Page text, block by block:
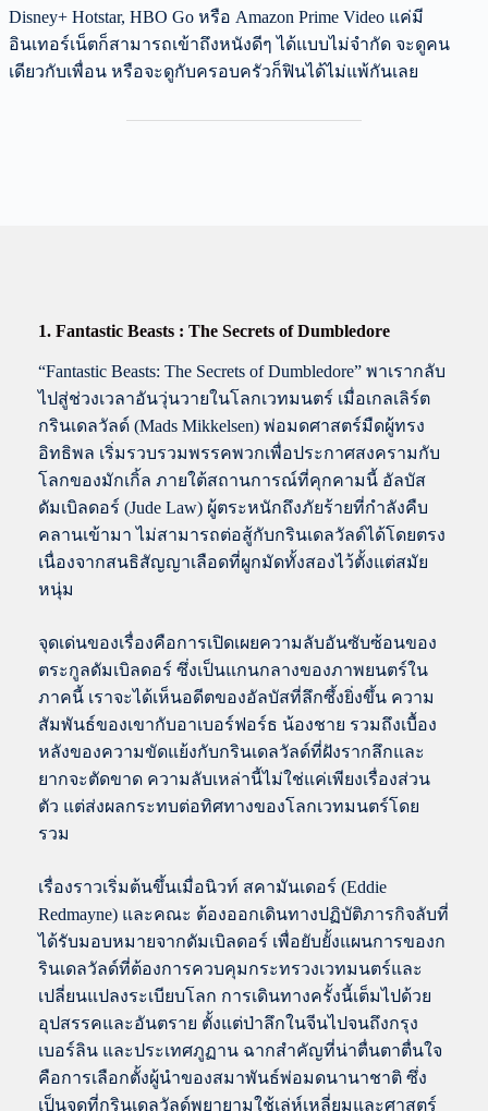
Disney+ Hotstar, HBO Go หรือ Amazon Prime Video แค่มี
อินเทอร์เน็ตก็สามารถเข้าถึงหนังดีๆ ได้แบบไม่จำกัด จะดูคน
เดียวกับเพื่อน หรือจะดูกับครอบครัวก็ฟินได้ไม่แพ้กันเลย
1. Fantastic Beasts : The Secrets of Dumbledore
“Fantastic Beasts: The Secrets of Dumbledore” พาเรากลับ
ไปสู่ช่วงเวลาอันวุ่นวายในโลกเวทมนตร์ เมื่อเกลเลิร์ต
กรินเดลวัลด์ (Mads Mikkelsen) พ่อมดศาสตร์มืดผู้ทรง
อิทธิพล เริ่มรวบรวมพรรคพวกเพื่อประกาศสงครามกับ
โลกของมักเกิ้ล ภายใต้สถานการณ์ที่คุกคามนี้ อัลบัส
ดัมเบิลดอร์ (Jude Law) ผู้ตระหนักถึงภัยร้ายที่กำลังคืบ
คลานเข้ามา ไม่สามารถต่อสู้กับกรินเดลวัลด์ได้โดยตรง
เนื่องจากสนธิสัญญาเลือดที่ผูกมัดทั้งสองไว้ตั้งแต่สมัย
หนุ่ม
จุดเด่นของเรื่องคือการเปิดเผยความลับอันซับซ้อนของ
ตระกูลดัมเบิลดอร์ ซึ่งเป็นแกนกลางของภาพยนตร์ใน
ภาคนี้ เราจะได้เห็นอดีตของอัลบัสที่ลึกซึ้งยิ่งขึ้น ความ
สัมพันธ์ของเขากับอาเบอร์ฟอร์ธ น้องชาย รวมถึงเบื้อง
หลังของความขัดแย้งกับกรินเดลวัลด์ที่ฝังรากลึกและ
ยากจะตัดขาด ความลับเหล่านี้ไม่ใช่แค่เพียงเรื่องส่วน
ตัว แต่ส่งผลกระทบต่อทิศทางของโลกเวทมนตร์โดย
รวม
เรื่องราวเริ่มต้นขึ้นเมื่อนิวท์ สคามันเดอร์ (Eddie
Redmayne) และคณะ ต้องออกเดินทางปฏิบัติภารกิจลับที่
ได้รับมอบหมายจากดัมเบิลดอร์ เพื่อยับยั้งแผนการของก
รินเดลวัลด์ที่ต้องการควบคุมกระทรวงเวทมนตร์และ
เปลี่ยนแปลงระเบียบโลก การเดินทางครั้งนี้เต็มไปด้วย
อุปสรรคและอันตราย ตั้งแต่ป่าลึกในจีนไปจนถึงกรุง
เบอร์ลิน และประเทศภูฏาน ฉากสำคัญที่น่าตื่นตาตื่นใจ
คือการเลือกตั้งผู้นำของสมาพันธ์พ่อมดนานาชาติ ซึ่ง
เป็นจุดที่กรินเดลวัลด์พยายามใช้เล่ห์เหลี่ยมและศาสตร์